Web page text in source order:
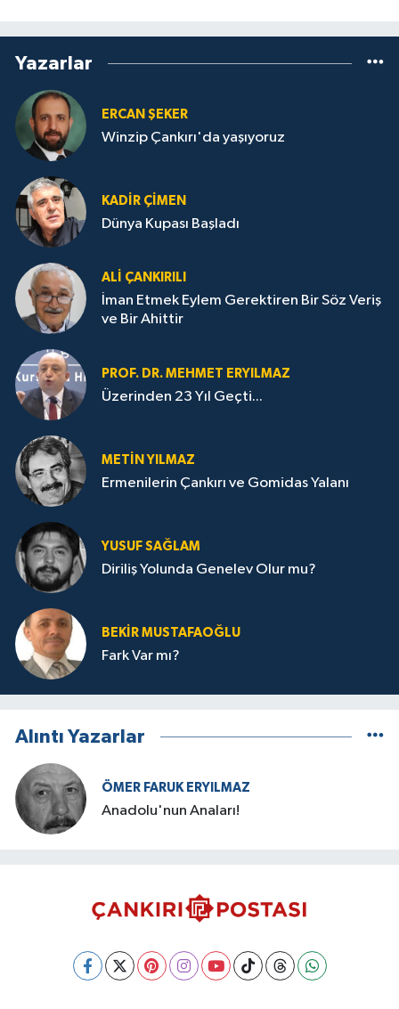
Yazarlar
ERCAN ŞEKER
Winzip Çankırı'da yaşıyoruz
KADIR ÇIMEN
Dünya Kupası Başladı
ALI ÇANKIRILI
İman Etmek Eylem Gerektiren Bir Söz Veriş
ve Bir Ahittir
PROF. DR. MEHMET ERYILMAZ
Üzerinden 23 Yıl Geçti...
METIN YILMAZ
Ermenilerin Çankırı ve Gomidas Yalanı
YUSUF SAĞLAM
Diriliş Yolunda Genelev Olur mu?
BEKIR MUSTAFAOĞLU
Fark Var mı?
Alıntı Yazarlar
ÖMER FARUK ERYILMAZ
Anadolu'nun Anaları!